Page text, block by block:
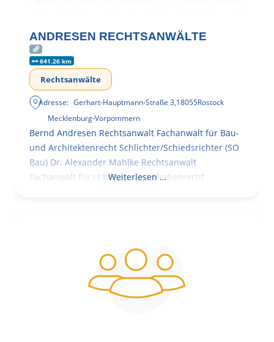
ANDRESEN RECHTSANWÄLTE
641.26 km
Rechtsanwälte
Adresse: Gerhart-Hauptmann-Straße 3,18055Rostock
Mecklenburg-Vorpommern
Bernd Andresen Rechtsanwalt Fachanwalt für Bau-
und Architektenrecht Schlichter/Schiedsrichter (SO
Bau) Dr. Alexander Mahlke Rechtsanwalt
Fachanwalt für Urheber- und Medienrecht
Weiterlesen …